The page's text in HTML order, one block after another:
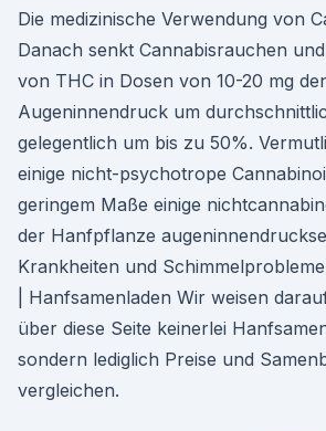
Die medizinische Verwendung von
Danach senkt Cannabisrauchen
von THC in Dosen von 10-20 mg
Augeninnendruck um
gelegentlich um bis zu 50%.
einige nicht-psychotrope
geringem Maße einige
der Hanfpflanze
Krankheiten und
| Hanfsamenladen Wir weisen
über diese Seite keinerlei
sondern lediglich Preise und
vergleichen.